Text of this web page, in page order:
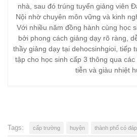
nhà, sau đó trúng tuyển giảng viên
Nội nhờ chuyên môn vững và kinh
Với nhiều năm đồng hành cùng học
bởi phong cách giảng dạy rõ ràng,
thầy giảng dạy tại dehocsinhgioi, tiếp
tập cho học sinh cấp 3 thông qua
tiễn và giàu nhiệt
Tags: cấp trường huyện thành phố có